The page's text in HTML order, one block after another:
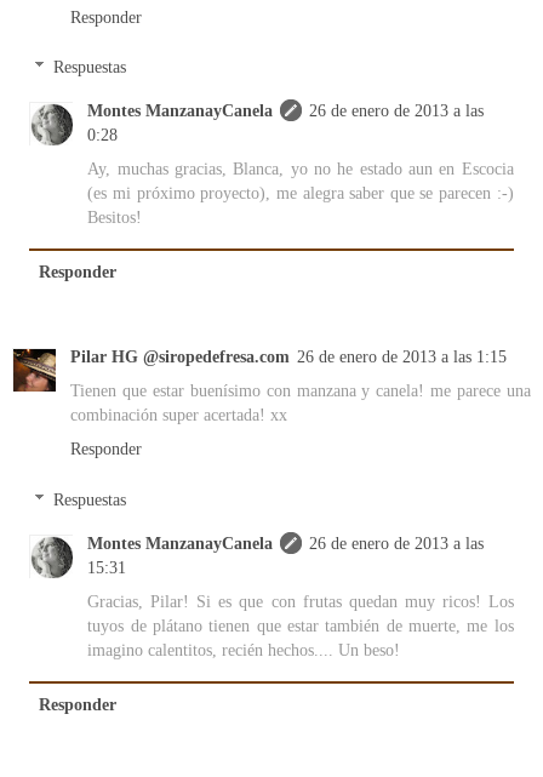
Responder
Respuestas
Montes ManzanayCanela
26 de enero de 2013 a las
0:28
Ay, muchas gracias, Blanca, yo no he estado aun en Escocia
(es mi próximo proyecto), me alegra saber que se parecen :-)
Besitos!
Responder
Pilar HG @siropedefresa.com 26 de enero de 2013 a las 1:15
Tienen que estar buenísimo con manzana y canela! me parece una
combinación super acertada! xx
Responder
Respuestas
Montes ManzanayCanela
26 de enero de 2013 a las
15:31
Gracias, Pilar! Si es que con frutas quedan muy ricos! Los
tuyos de plátano tienen que estar también de muerte, me los
imagino calentitos, recién hechos.... Un beso!
Responder